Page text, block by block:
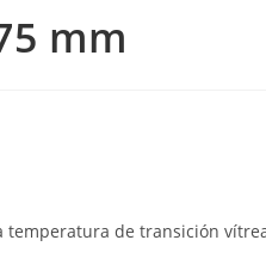
mm
temperatura de transición